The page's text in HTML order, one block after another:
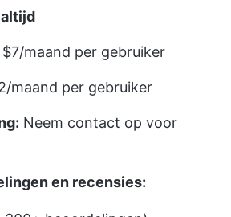
$7/maand per gebruiker
maand per gebruiker
Neem contact op voor
en recensies: